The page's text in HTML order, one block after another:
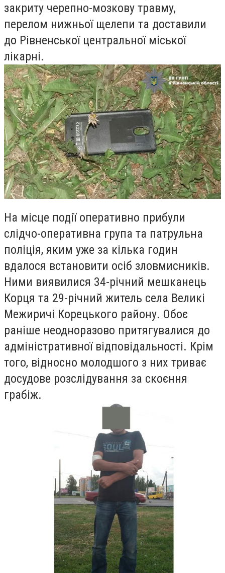
закриту черепно-мозкову травму,
перелом нижньої щелепи та доставили
до Рівненської центральної міської
лікарні.
На місце події оперативно прибули
слідчо-оперативна група та патрульна
поліція, яким уже за кілька годин
вдалося встановити осіб зловмисників.
Ними виявилися 34-річний мешканець
Корця та 29-річний житель села Великі
Межиричі Корецького району. Обоє
раніше неодноразово притягувалися до
адміністративної відповідальності. Крім
того, відносно молодшого з них триває
досудове розслідування за скоєння
грабіж.